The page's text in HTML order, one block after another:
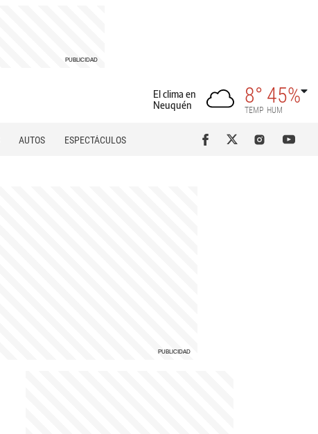
El clima en
Neuquén
8°
TEMP
45%
HUM
AUTOS
ESPECTÁCULOS